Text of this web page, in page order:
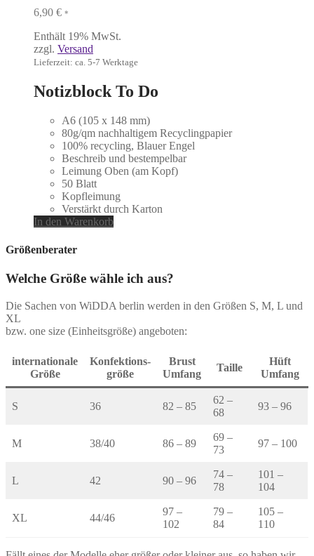
6,90 € *
Enthält 19% MwSt.
zzgl. Versand
Lieferzeit: ca. 5-7 Werktage
Notizblock To Do
A6 (105 x 148 mm)
80g/qm nachhaltigem Recyclingpapier
100% recycling, Blauer Engel
Beschreib und bestempelbar
Leimung Oben (am Kopf)
50 Blatt
Kopfleimung
Verstärkt durch Karton
In den Warenkorb
Größenberater
Welche Größe wähle ich aus?
Die Sachen von WiDDA berlin werden in den Größen S, M, L und
XL
bzw. one size (Einheitsgröße) angeboten:
internationale
Größe
Konfektions-
größe
Brust
Umfang
Taille
Hüft
Umfang
S 36 82 – 85
62 –
68
93 – 96
M 38/40 86 – 89
69 –
73
97 – 100
L 42 90 – 96
74 –
78
101 –
104
XL 44/46
97 –
102
79 –
84
105 –
110